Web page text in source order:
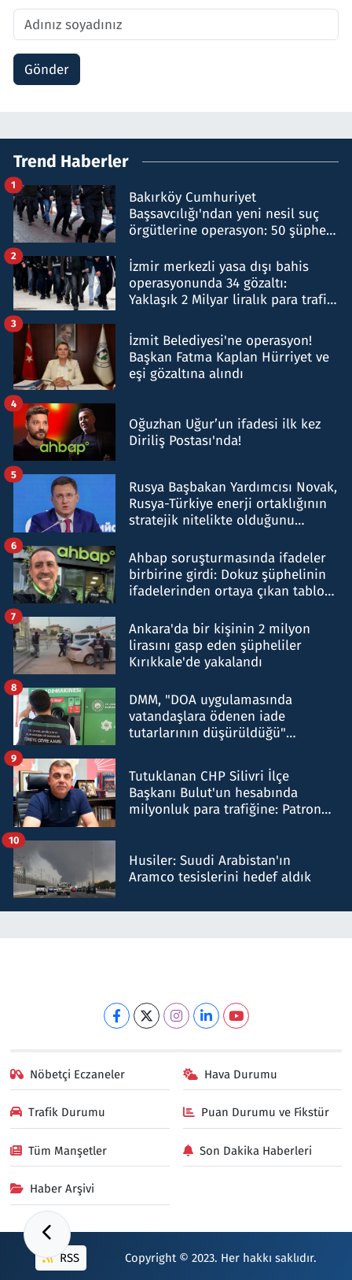
Gönder
Trend Haberler
Bakırköy Cumhuriyet
Başsavcılığı'ndan yeni nesil suç
örgütlerine operasyon: 50 şüpheli
1
İzmir merkezli yasa dışı bahis
operasyonunda 34 gözaltı:
Yaklaşık 2 Milyar liralık para trafiği
2
İzmit Belediyesi'ne operasyon!
Başkan Fatma Kaplan Hürriyet ve
eşi gözaltına alındı
3
Oğuzhan Uğur’un ifadesi ilk kez
Diriliş Postası'nda!
4
Rusya Başbakan Yardımcısı Novak,
Rusya-Türkiye enerji ortaklığının
stratejik nitelikte olduğunu
5
Ahbap soruşturmasında ifadeler
birbirine girdi: Dokuz şüphelinin
ifadelerinden ortaya çıkan tablo
6
Ankara'da bir kişinin 2 milyon
lirasını gasp eden şüpheliler
Kırıkkale'de yakalandı
7
DMM, "DOA uygulamasında
vatandaşlara ödenen iade
tutarlarının düşürüldüğü"
8
Tutuklanan CHP Silivri İlçe
Başkanı Bulut'un hesabında
milyonluk para trafiğine: Patron
9
Husiler: Suudi Arabistan'ın
Aramco tesislerini hedef aldık
10
Nöbetçi Eczaneler Hava Durumu
Trafik Durumu Puan Durumu ve Fikstür
Tüm Manşetler Son Dakika Haberleri
Haber Arşivi
RSS Copyright © 2023. Her hakkı saklıdır.